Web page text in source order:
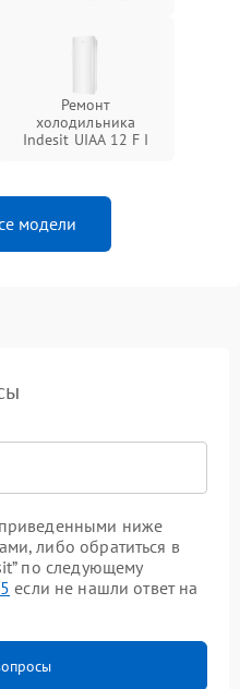
Ремонт
холодильника
Indesit UIAA 12 F I
модели
ниже
либо обратиться в
по следующему
если не нашли ответ на